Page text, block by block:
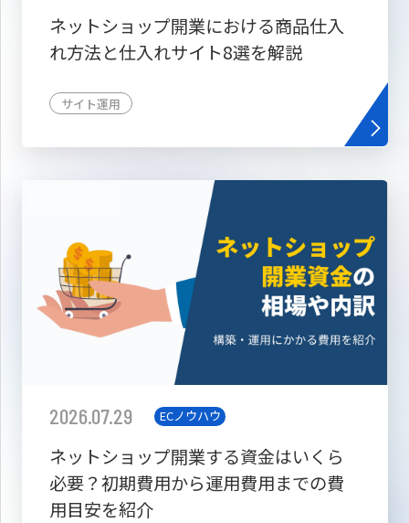
ネットショップ開業における商品仕入
れ方法と仕入れサイト8選を解説
サイト運用
2026.07.29 ECノウハウ
ネットショップ開業する資金はいくら
必要？初期費用から運用費用までの費
用目安を紹介